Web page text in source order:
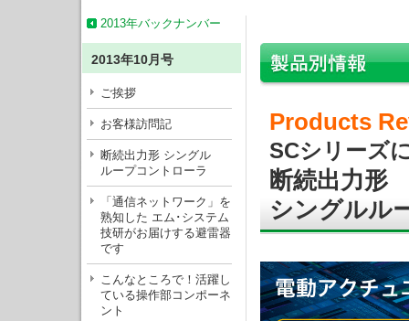
2013年バックナンバー
2013年10月号
ご挨拶
お客様訪問記
断続出力形 シングル
ループコントローラ
「通信ネットワーク」を
熟知した エム･システム
技研がお届けする避雷器
です
こんなところで！活躍し
ている操作部コンポーネ
ント
Products
SCシリーズ
断続出力形
シングルル